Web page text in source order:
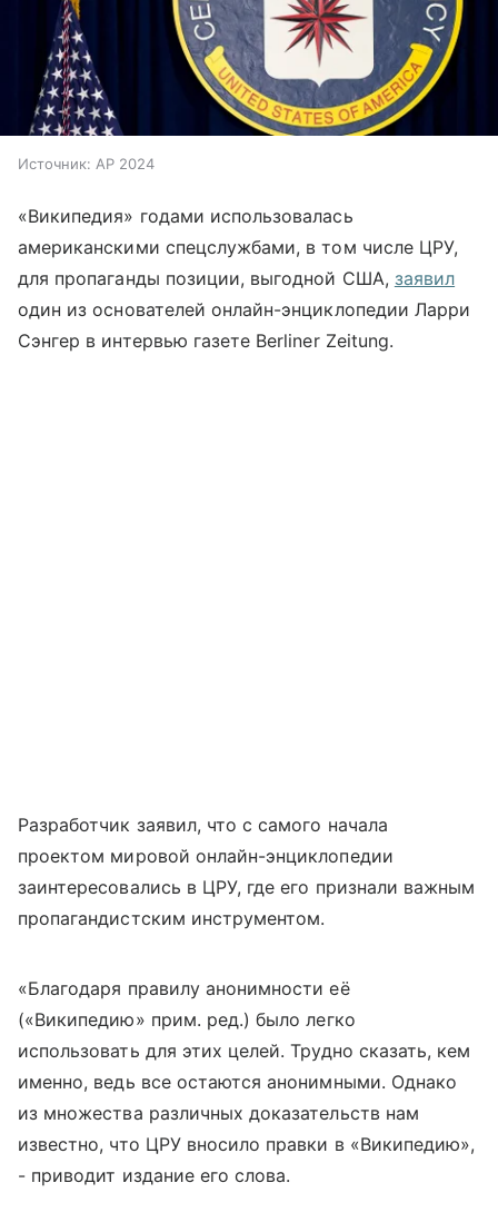
Источник: AP 2024
«Википедия» годами использовалась
американскими спецслужбами, в том числе ЦРУ,
для пропаганды позиции, выгодной США, заявил
один из основателей онлайн-энциклопедии Ларри
Сэнгер в интервью газете Berliner Zeitung.
Разработчик заявил, что с самого начала
проектом мировой онлайн-энциклопедии
заинтересовались в ЦРУ, где его признали важным
пропагандистским инструментом.
«Благодаря правилу анонимности её
(«Википедию» прим. ред.) было легко
использовать для этих целей. Трудно сказать, кем
именно, ведь все остаются анонимными. Однако
из множества различных доказательств нам
известно, что ЦРУ вносило правки в «Википедию»,
- приводит издание его слова.